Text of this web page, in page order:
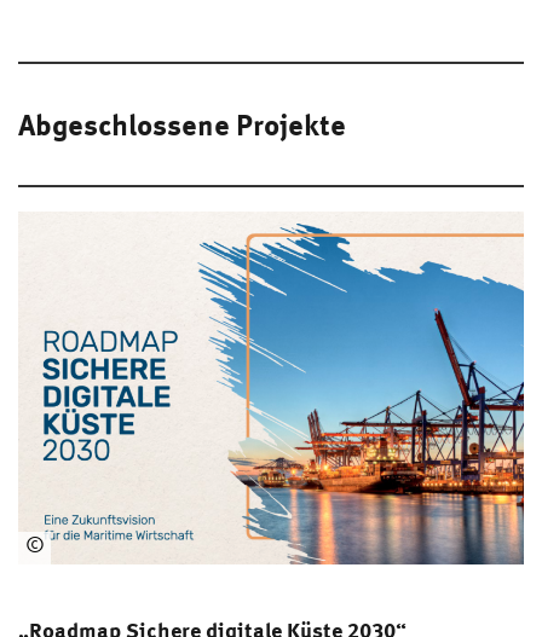
Abgeschlossene Projekte
©
Ha
„Roadmap Sichere digitale Küste 2030“